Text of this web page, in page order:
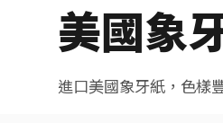
美國象
進口美國象牙紙，色樣